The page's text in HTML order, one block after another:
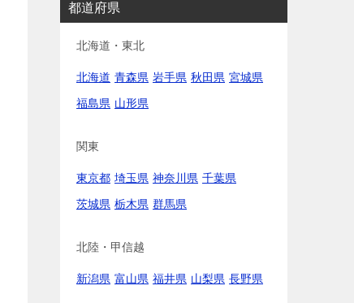
都道府県
北海道・東北
北海道 青森県 岩手県 秋田県 宮城県
福島県 山形県
関東
東京都 埼玉県 神奈川県 千葉県
茨城県 栃木県 群馬県
北陸・甲信越
新潟県 富山県 福井県 山梨県 長野県